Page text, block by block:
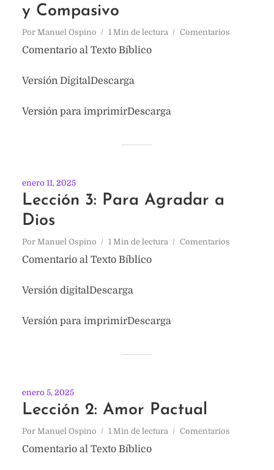
y Compasivo
Por Manuel Ospino 1 Min de lectura Comentarios
Comentario al Texto Bíblico
Versión DigitalDescarga
Versión para imprimirDescarga
enero 11, 2025
Lección 3: Para Agradar a
Dios
Por Manuel Ospino 1 Min de lectura Comentarios
Comentario al Texto Bíblico
Versión digitalDescarga
Versión para imprimirDescarga
enero 5, 2025
Lección 2: Amor Pactual
Por Manuel Ospino 1 Min de lectura Comentarios
Comentario al Texto Bíblico